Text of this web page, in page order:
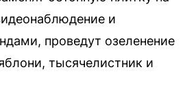
и
проведут озеленение
тысячелистник и